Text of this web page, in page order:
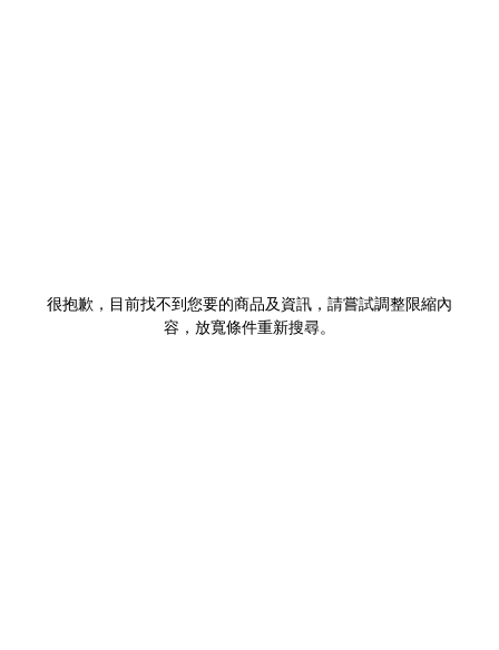
很抱歉，目前找不到您要的商品及資訊，請嘗試調整限縮內
容，放寬條件重新搜尋。